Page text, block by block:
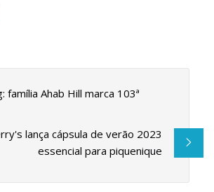
família Ahab Hill marca 103ª
lança cápsula de verão 2023
essencial para piquenique